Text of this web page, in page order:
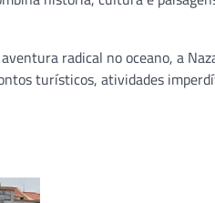
radical no oceano, a
turísticos, atividades